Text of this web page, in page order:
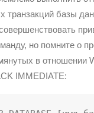
транзакций базы
но помните о
в отношении
IMMEDIATE: